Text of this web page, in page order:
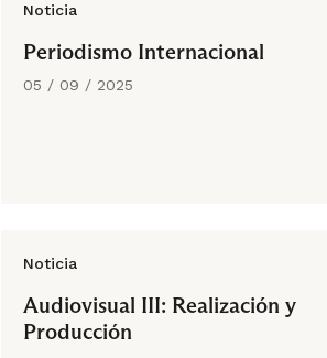
Noticia
Periodismo Internacional
05 / 09 / 2025
Noticia
Audiovisual III: Realización y
Producción